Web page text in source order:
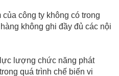
công ty không có trong
không ghi đầy đủ các nội
lượng chức năng phát
quá trình chế biến vi